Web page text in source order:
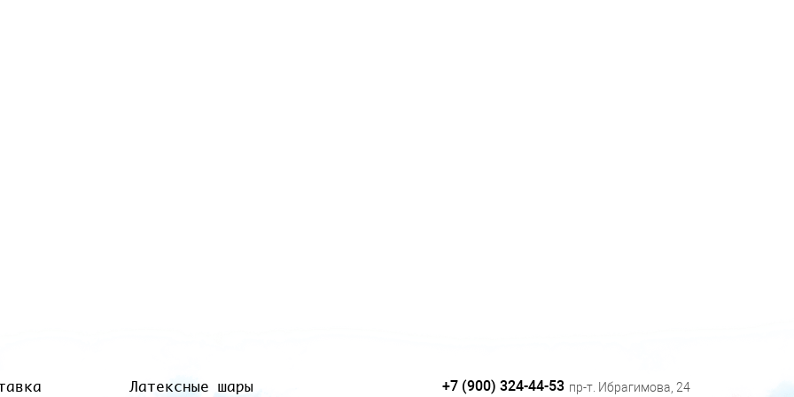
Латексные шары +7 (900) 324-44-53 пр-т. Ибрагимова, 24